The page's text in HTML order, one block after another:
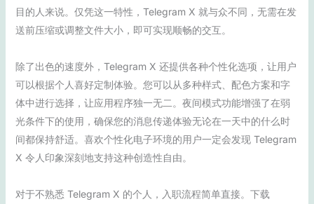
目的人来说。仅凭这一特性，Telegram X 就与众不同，无需在发
送前压缩或调整文件大小，即可实现顺畅的交互。
除了出色的速度外，Telegram X 还提供各种个性化选项，让用户
可以根据个人喜好定制体验。您可以从多种样式、配色方案和字
体中进行选择，让应用程序独一无二。夜间模式功能增强了在弱
光条件下的使用，确保您的消息传递体验无论在一天中的什么时
间都保持舒适。喜欢个性化电子环境的用户一定会发现 Telegram
X 令人印象深刻地支持这种创造性自由。
对于不熟悉 Telegram X 的个人，入职流程简单直接。下载